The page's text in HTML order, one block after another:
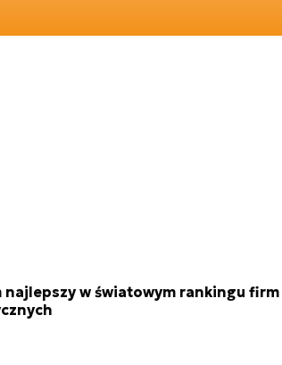
najlepszy w światowym rankingu firm